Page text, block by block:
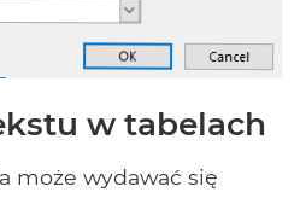
w tabelach
może wydawać się